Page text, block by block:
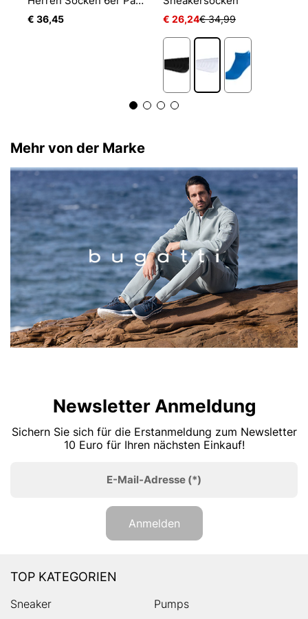
€ 36,45 € 26,24€ 34,99
Mehr von der Marke
Newsletter Anmeldung
Sichern Sie sich für die Erstanmeldung zum Newsletter
10 Euro für Ihren nächsten Einkauf!
E-Mail-Adresse (*)
Anmelden
TOP KATEGORIEN
Sneaker
Pumps